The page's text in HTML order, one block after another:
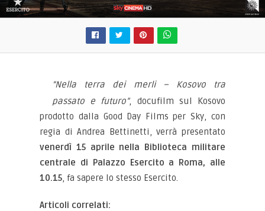
“Nella terra dei merli – Kosovo tra
passato e futuro”, docufilm sul Kosovo
prodotto dalla Good Day Films per Sky, con
regia di Andrea Bettinetti, verrà presentato
venerdì 15 aprile nella Biblioteca militare
centrale di Palazzo Esercito a Roma, alle
10.15, fa sapere lo stesso Esercito.
Articoli correlati: